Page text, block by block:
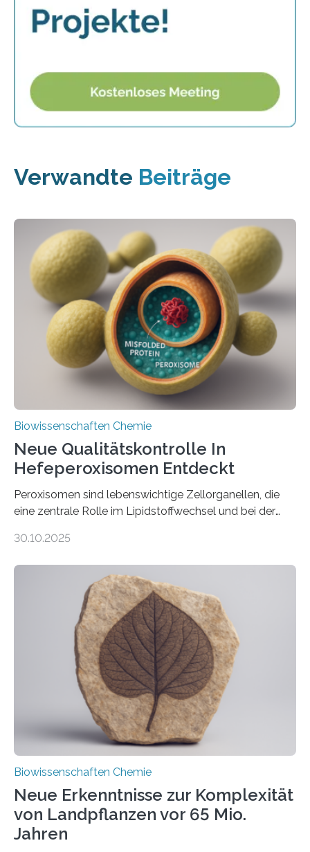
Verwandte Beiträge
Biowissenschaften Chemie
Neue Qualitätskontrolle In
Hefeperoxisomen Entdeckt
Peroxisomen sind lebenswichtige Zellorganellen, die
eine zentrale Rolle im Lipidstoffwechsel und bei der
erfüllen können, müssen zahlreiche Enzyme präzise in
der Ruhr-Universität Bochum um Prof. Dr. Ralf Erdmann
und Dr. Ismaila Francis Yusuf hat nun einen bislang
unbekannten Qualitätskontrollmechanismus des
peroxisomalen Proteintransports in der Bäckerhefe
Saccharomyces cerevisiae entdeckt, der für die
Funktionsfähigkeit der Organellen entscheidend ist. Die
Studie wurde am 28. Oktober 2025 in der
Fachzeitschrift…
30.10.2025
Biowissenschaften Chemie
Neue Erkenntnisse zur Komplexität
von Landpflanzen vor 65 Mio.
Jahren